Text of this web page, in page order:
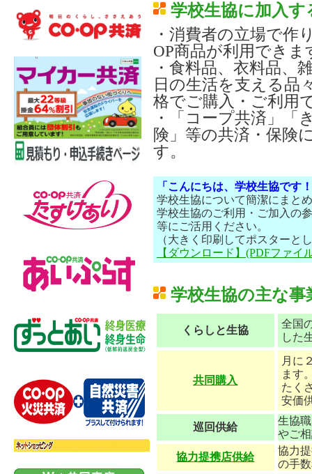
学校生協に加入す
・消費者の立場で作
OP商品が利用できま
・食料品、衣料品、
日の生活を支える品
格でご購入・ご利用
・「コープ共済」「
険」等の共済・保険
す。
「こんにちは、学校生協です
学校生協について簡潔にまと
学校生協のご利用・ご加入の
等にご活用ください。
（大きく印刷してポスターと
【ダウンロード】(PDFファ
学校生協の主な事
くらしと生協
全国
した
共同購入
月に
ます
たく
安価
巡回供給
生協
やご
協力提携店供給
協力
の手